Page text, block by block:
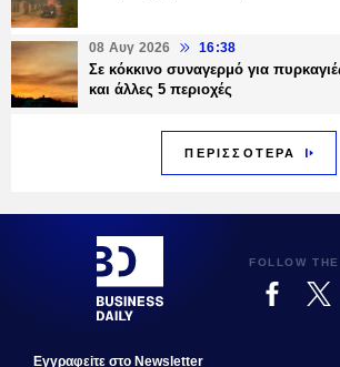
08 Αυγ 2026 16:38
Σε κόκκινο συναγερμό για
και άλλες 5 περιοχές
ΠΕΡΙΣΣΟΤΕΡΑ
FOLLOW
Εγγραφεiτε στο Newsletter